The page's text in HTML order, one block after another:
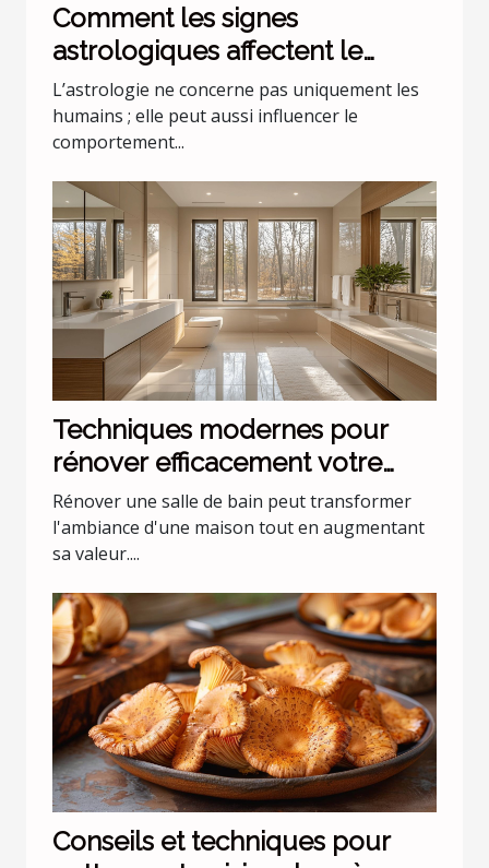
Comment les signes
astrologiques affectent le
comportement de nos animaux
domestiques
L’astrologie ne concerne pas uniquement les
humains ; elle peut aussi influencer le
comportement...
Techniques modernes pour
rénover efficacement votre
salle de bain
Rénover une salle de bain peut transformer
l'ambiance d'une maison tout en augmentant
sa valeur....
Conseils et techniques pour